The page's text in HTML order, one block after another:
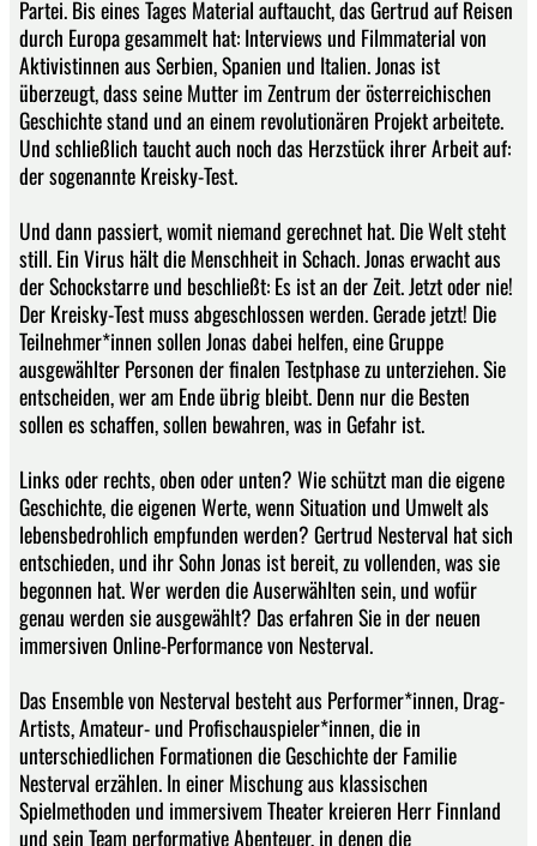
Partei. Bis eines Tages Material auftaucht, das Gertrud auf Reisen
durch Europa gesammelt hat: Interviews und Filmmaterial von
Aktivistinnen aus Serbien, Spanien und Italien. Jonas ist
überzeugt, dass seine Mutter im Zentrum der österreichischen
Geschichte stand und an einem revolutionären Projekt arbeitete.
Und schließlich taucht auch noch das Herzstück ihrer Arbeit auf:
der sogenannte Kreisky-Test.
Und dann passiert, womit niemand gerechnet hat. Die Welt steht
still. Ein Virus hält die Menschheit in Schach. Jonas erwacht aus
der Schockstarre und beschließt: Es ist an der Zeit. Jetzt oder nie!
Der Kreisky-Test muss abgeschlossen werden. Gerade jetzt! Die
Teilnehmer*innen sollen Jonas dabei helfen, eine Gruppe
ausgewählter Personen der finalen Testphase zu unterziehen. Sie
entscheiden, wer am Ende übrig bleibt. Denn nur die Besten
sollen es schaffen, sollen bewahren, was in Gefahr ist.
Links oder rechts, oben oder unten? Wie schützt man die eigene
Geschichte, die eigenen Werte, wenn Situation und Umwelt als
lebensbedrohlich empfunden werden? Gertrud Nesterval hat sich
entschieden, und ihr Sohn Jonas ist bereit, zu vollenden, was sie
begonnen hat. Wer werden die Auserwählten sein, und wofür
genau werden sie ausgewählt? Das erfahren Sie in der neuen
immersiven Online-Performance von Nesterval.
Das Ensemble von Nesterval besteht aus Performer*innen, Drag-
Artists, Amateur- und Profischauspieler*innen, die in
unterschiedlichen Formationen die Geschichte der Familie
Nesterval erzählen. In einer Mischung aus klassischen
Spielmethoden und immersivem Theater kreieren Herr Finnland
und sein Team performative Abenteuer, in denen die